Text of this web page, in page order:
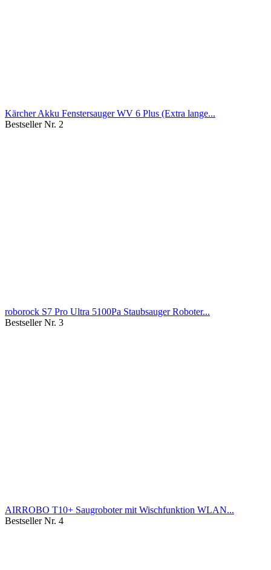
Kärcher Akku Fenstersauger WV 6 Plus (Extra lange...
Bestseller Nr. 2
roborock S7 Pro Ultra 5100Pa Staubsauger Roboter...
Bestseller Nr. 3
AIRROBO T10+ Saugroboter mit Wischfunktion WLAN...
Bestseller Nr. 4